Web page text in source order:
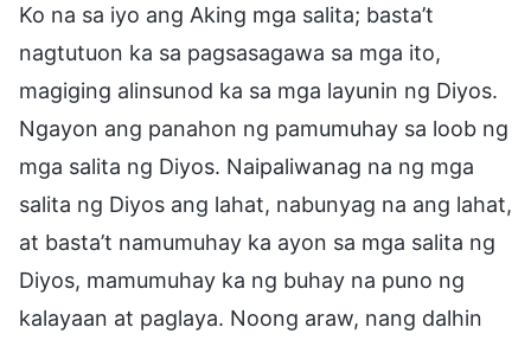
Ko na sa iyo ang Aking mga salita; basta’t
nagtutuon ka sa pagsasagawa sa mga ito,
magiging alinsunod ka sa mga layunin ng Diyos.
Ngayon ang panahon ng pamumuhay sa loob ng
mga salita ng Diyos. Naipaliwanag na ng mga
salita ng Diyos ang lahat, nabunyag na ang lahat,
at basta’t namumuhay ka ayon sa mga salita ng
Diyos, mamumuhay ka ng buhay na puno ng
kalayaan at paglaya. Noong araw, nang dalhin